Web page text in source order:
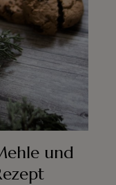
und